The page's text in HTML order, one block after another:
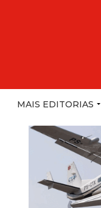
MAIS EDITORIAS